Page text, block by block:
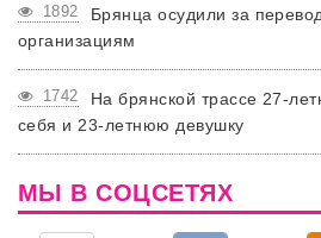
1892
Брянца осудили за
организациям
1742
На брянской трассе 27-
себя и 23-летнюю девушку
МЫ В СОЦСЕТЯХ